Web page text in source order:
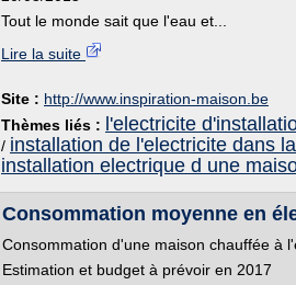
Tout le monde sait que l'eau et...
Lire la suite
Site : http://www.inspiration-maison.be
Thèmes liés :
l'electricite
/ installation de l'electricite dans
installation electrique d une
Consommation moyenne en
Consommation d'une maison chauffée à
Estimation et budget à prévoir en 2017